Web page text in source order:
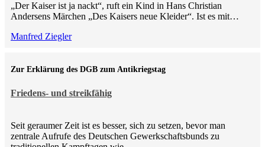
„Der Kaiser ist ja nackt“, ruft ein Kind in Hans Christian
Andersens Märchen „Des Kaisers neue Kleider“. Ist es mit…
Manfred Ziegler
Friedens- und streikfähig
Zur Erklärung des DGB zum Antikriegstag
Seit geraumer Zeit ist es besser, sich zu setzen, bevor man
zentrale Aufrufe des Deutschen Gewerkschaftsbunds zu